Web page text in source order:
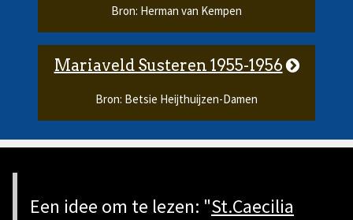
Bron: Herman van Kempen
Mariaveld Susteren 1955-1956
Bron: Betsie Heijthuijzen-Damen
Een idee om te lezen: "St.Caecilia